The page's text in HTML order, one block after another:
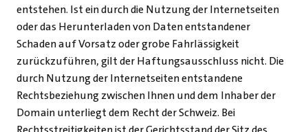
entstehen. Ist ein durch die Nutzung der Internetseiten
oder das Herunterladen von Daten entstandener
Schaden auf Vorsatz oder grobe Fahrlässigkeit
zurückzuführen, gilt der Haftungsausschluss nicht. Die
durch Nutzung der Internetseiten entstandene
Rechtsbeziehung zwischen Ihnen und dem Inhaber der
Domain unterliegt dem Recht der Schweiz. Bei